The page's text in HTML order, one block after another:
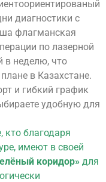
диагностики с
флагманская
по лазерной
в неделю, что
в Казахстане.
и гибкий график
удобную для
кто благодаря
имеют в своей
коридор» для